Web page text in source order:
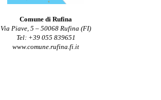
Comune di Rufina
Via Piave, 5 – 50068 Rufina (FI)
Tel: +39 055 839651
www.comune.rufina.fi.it